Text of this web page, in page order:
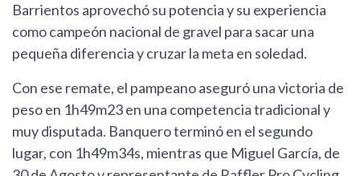
Barrientos aprovechó su potencia y su experiencia
como campeón nacional de gravel para sacar una
pequeña diferencia y cruzar la meta en soledad.
Con ese remate, el pampeano aseguró una victoria de
peso en 1h49m23 en una competencia tradicional y
muy disputada. Banquero terminó en el segundo
lugar, con 1h49m34s, mientras que Miguel García, de